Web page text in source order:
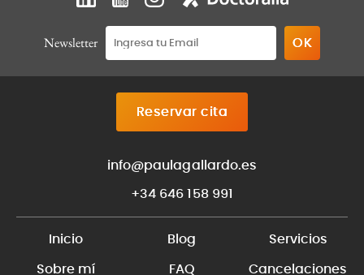
Newsletter
Inicio Blog Servicios
Sobre mí FAQ Cancelaciones
Reservar cita
info@paulagallardo.es
+34 646 158 991